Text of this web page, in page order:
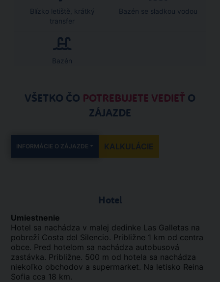
Blízko letiště, krátký
transfer
Bazén se sladkou vodou
Bazén
VŠETKO ČO POTREBUJETE VEDIEŤ O
ZÁJAZDE
INFORMÁCIE O ZÁJAZDE KALKULÁCIE
Hotel
Umiestnenie
Hotel sa nachádza v malej dedinke Las Galletas na
pobreží Costa del Silencio. Približne 1 km od centra
obce. Pred hotelom sa nachádza autobusová
zastávka. Približne. 500 m od hotela sa nachádza
niekoľko obchodov a supermarket. Na letisko Reina
Sofia cca 18 km.